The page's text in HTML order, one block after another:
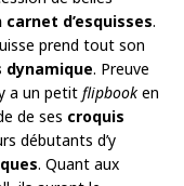
carnet d’esquisses.
prend tout son
. Preuve
a un petit flipbook en
de ses croquis
débutants d’y
. Quant aux